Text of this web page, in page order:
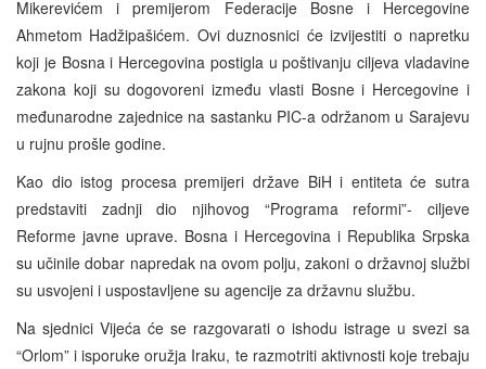
Mikerevićem i premijerom Federacije Bosne i Hercegovine
Ahmetom Hadžipašićem. Ovi duznosnici će izvijestiti o napretku
koji je Bosna i Hercegovina postigla u poštivanju ciljeva vladavine
zakona koji su dogovoreni između vlasti Bosne i Hercegovine i
međunarodne zajednice na sastanku PIC-a održanom u Sarajevu
u rujnu prošle godine.
Kao dio istog procesa premijeri države BiH i entiteta će sutra
predstaviti zadnji dio njihovog “Programa reformi”- ciljeve
Reforme javne uprave. Bosna i Hercegovina i Republika Srpska
su učinile dobar napredak na ovom polju, zakoni o državnoj službi
su usvojeni i uspostavljene su agencije za državnu službu.
Na sjednici Vijeća će se razgovarati o ishodu istrage u svezi sa
“Orlom” i isporuke oružja Iraku, te razmotriti aktivnosti koje trebaju